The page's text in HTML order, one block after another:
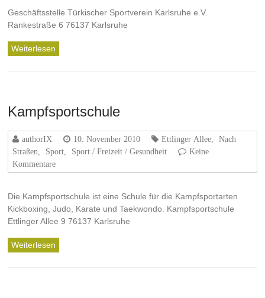
Geschäftsstelle Türkischer Sportverein Karlsruhe e.V.
Rankestraße 6 76137 Karlsruhe
Weiterlesen
Kampfsportschule
authorIX 10. November 2010 Ettlinger Allee
Nach
Straßen
Sport Sport / Freizeit / Gesundheit
Keine
Kommentare
Die Kampfsportschule ist eine Schule für die Kampfsportarten
Kickboxing, Judo, Karate und Taekwondo. Kampfsportschule
Ettlinger Allee 9 76137 Karlsruhe
Weiterlesen